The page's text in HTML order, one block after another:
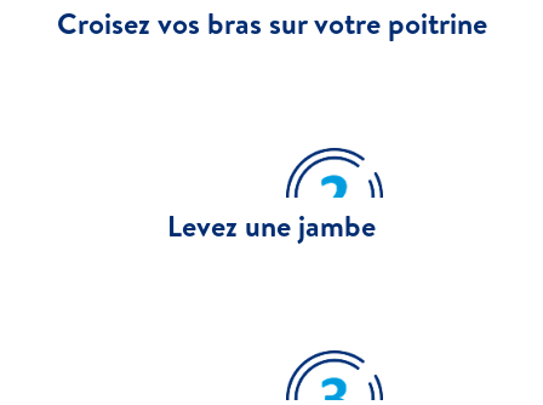
Croisez vos bras sur votre poitrine
Levez une jambe